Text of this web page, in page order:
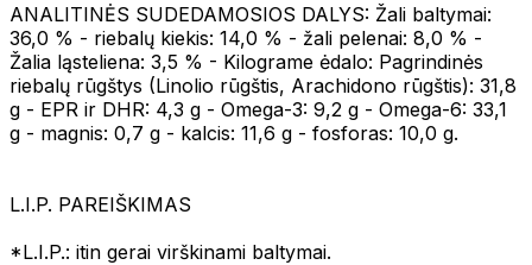
ANALITINĖS SUDEDAMOSIOS DALYS: Žali baltymai:
36,0 % - riebalų kiekis: 14,0 % - žali pelenai: 8,0 % -
Žalia ląsteliena: 3,5 % - Kilograme ėdalo: Pagrindinės
riebalų rūgštys (Linolio rūgštis, Arachidono rūgštis): 31,8
g - EPR ir DHR: 4,3 g - Omega-3: 9,2 g - Omega-6: 33,1
g - magnis: 0,7 g - kalcis: 11,6 g - fosforas: 10,0 g.
L.I.P. PAREIŠKIMAS
*L.I.P.: itin gerai virškinami baltymai.